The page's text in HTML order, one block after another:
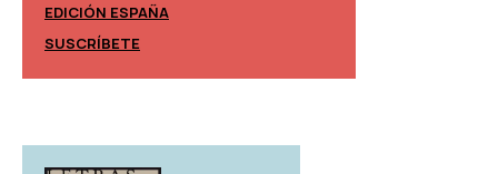
EDICIÓN ESPAÑA
SUSCRÍBETE